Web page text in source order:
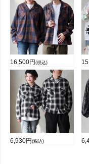
16,500円 (税込)
6,930円 (税込)